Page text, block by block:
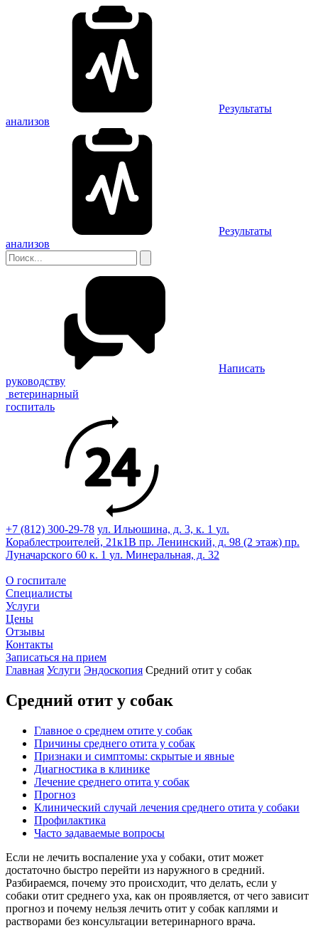
Результаты
анализов
Результаты
анализов
Написать
руководству
ветеринарный
госпиталь
+7 (812) 300-29-78 ул. Ильюшина, д. 3, к. 1 ул.
Кораблестроителей, 21к1В пр. Ленинский, д. 98 (2 этаж) пр.
Луначарского 60 к. 1 ул. Минеральная, д. 32
О госпитале
Специалисты
Услуги
Цены
Отзывы
Контакты
Записаться на прием
Главная Услуги Эндоскопия Средний отит у собак
Средний отит у собак
Главное о среднем отите у собак
Причины среднего отита у собак
Признаки и симптомы: скрытые и явные
Диагностика в клинике
Лечение среднего отита у собак
Прогноз
Клинический случай лечения среднего отита у собаки
Профилактика
Часто задаваемые вопросы
Если не лечить воспаление уха у собаки, отит может
достаточно быстро перейти из наружного в средний.
Разбираемся, почему это происходит, что делать, если у
собаки отит среднего уха, как он проявляется, от чего зависит
прогноз и почему нельзя лечить отит у собак каплями и
растворами без консультации ветеринарного врача.